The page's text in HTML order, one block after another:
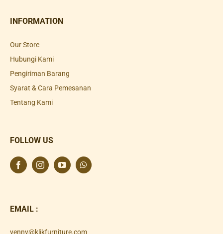
INFORMATION
Our Store
Hubungi Kami
Pengiriman Barang
Syarat & Cara Pemesanan
Tentang Kami
FOLLOW US
EMAIL :
yenny@klikfurniture.com